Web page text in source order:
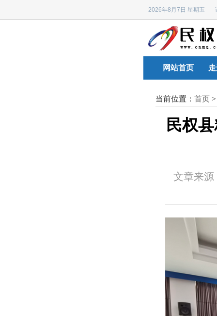
2026年8月7日 星期五
网站首页
当前位置： 首页
民权
文章来